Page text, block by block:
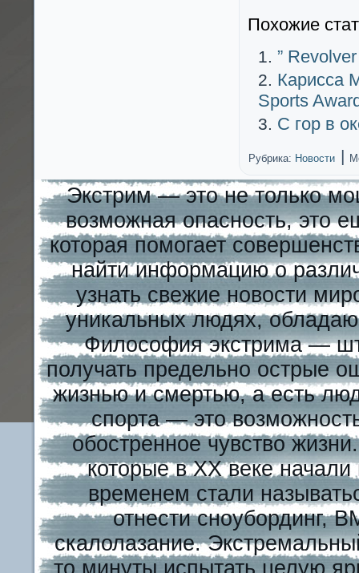
Похожие
”
Карисса
Sports
C гор в
Рубрика: Новости |
Экстрим — это не только
возможная опасность, это
которая помогает
найти информацию о
узнать свежие новости
уникальных людях,
Философия экстрима —
получать предельно острые
жизнью и смертью, а есть
спорта — это
обостренное чувство
которые в XX веке начали
временем стали
отнести сноубординг,
скалолазание.
то минуты испытать целую